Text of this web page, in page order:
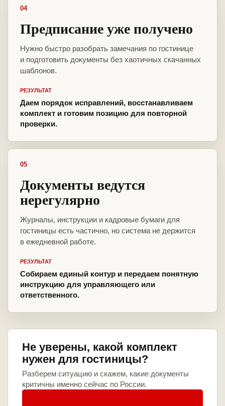
04
Предписание уже получено
Нужно быстро разобрать замечания по гостинице
и подготовить документы без хаотичных скачанных
шаблонов.
РЕЗУЛЬТАТ
Даем порядок исправлений, восстанавливаем
комплект и готовим позицию для повторной
проверки.
05
Документы ведутся
нерегулярно
Журналы, инструкции и кадровые бумаги для
гостиницы есть частично, но система не держится
в ежедневной работе.
РЕЗУЛЬТАТ
Собираем единый контур и передаем понятную
инструкцию для управляющего или
ответственного.
Не уверены, какой комплект
нужен для гостиницы?
Разберем ситуацию и скажем, какие документы
критичны именно сейчас по России.